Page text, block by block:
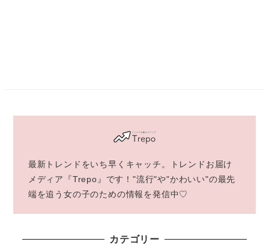
最新トレンドをいち早くキャッチ。トレンドお届け
メディア『Trepo』です！"流行"や"かわいい"の最先
端を追う女の子のための情報を発信中♡
カテゴリー